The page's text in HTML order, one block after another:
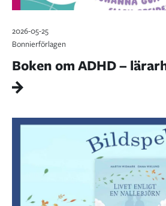
2026-05-25
Bonnierförlagen
Boken om ADHD –